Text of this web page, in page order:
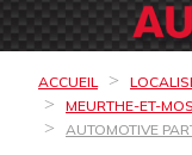
ACCUEIL
MEURTHE-ET-
AUTOMOTIVE